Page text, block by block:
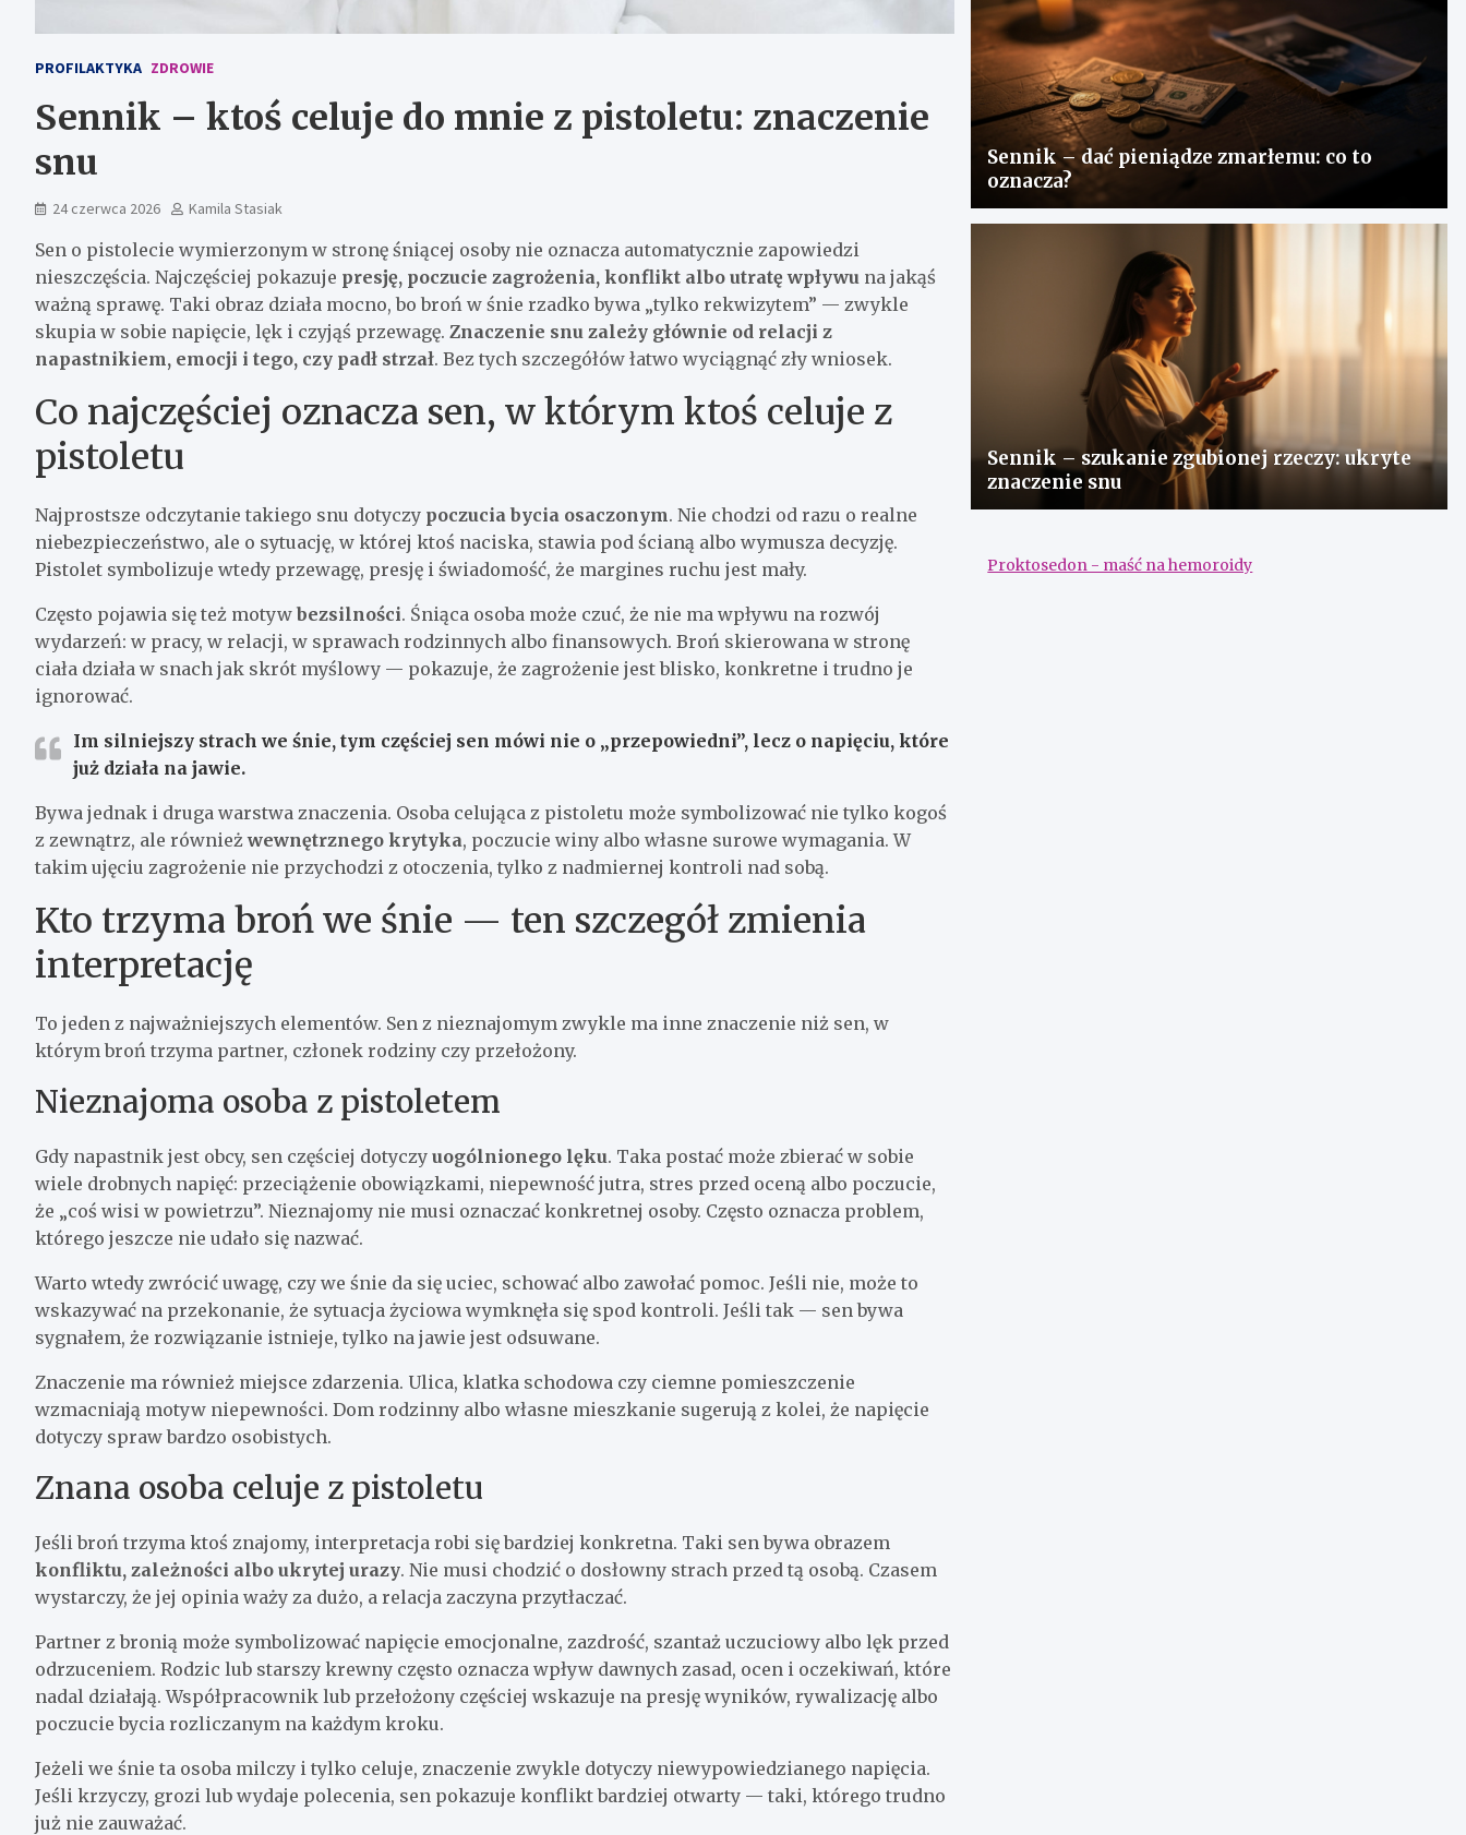
PROFILAKTYKA ZDROWIE
Sennik – ktoś celuje do mnie z pistoletu: znaczenie
snu
24 czerwca 2026 Kamila Stasiak
Sen o pistolecie wymierzonym w stronę śniącej osoby nie oznacza automatycznie zapowiedzi
nieszczęścia. Najczęściej pokazuje presję, poczucie zagrożenia, konflikt albo utratę wpływu na jakąś
ważną sprawę. Taki obraz działa mocno, bo broń w śnie rzadko bywa „tylko rekwizytem” — zwykle
skupia w sobie napięcie, lęk i czyjąś przewagę. Znaczenie snu zależy głównie od relacji z
napastnikiem, emocji i tego, czy padł strzał. Bez tych szczegółów łatwo wyciągnąć zły wniosek.
Co najczęściej oznacza sen, w którym ktoś celuje z
pistoletu
Najprostsze odczytanie takiego snu dotyczy poczucia bycia osaczonym. Nie chodzi od razu o realne
niebezpieczeństwo, ale o sytuację, w której ktoś naciska, stawia pod ścianą albo wymusza decyzję.
Pistolet symbolizuje wtedy przewagę, presję i świadomość, że margines ruchu jest mały.
Często pojawia się też motyw bezsilności. Śniąca osoba może czuć, że nie ma wpływu na rozwój
wydarzeń: w pracy, w relacji, w sprawach rodzinnych albo finansowych. Broń skierowana w stronę
ciała działa w snach jak skrót myślowy — pokazuje, że zagrożenie jest blisko, konkretne i trudno je
ignorować.
Im silniejszy strach we śnie, tym częściej sen mówi nie o „przepowiedni”, lecz o napięciu, które
już działa na jawie.
Bywa jednak i druga warstwa znaczenia. Osoba celująca z pistoletu może symbolizować nie tylko kogoś
z zewnątrz, ale równieżwewnętrznego krytyka, poczucie winy albo własne surowe wymagania. W
takim ujęciu zagrożenie nie przychodzi z otoczenia, tylko z nadmiernej kontroli nad sobą.
Kto trzyma broń we śnie — ten szczegół zmienia
interpretację
To jeden z najważniejszych elementów. Sen z nieznajomym zwykle ma inne znaczenie niż sen, w
którym broń trzyma partner, członek rodziny czy przełożony.
Nieznajoma osoba z pistoletem
Gdy napastnik jest obcy, sen częściej dotyczy uogólnionego lęku. Taka postać może zbierać w sobie
wiele drobnych napięć: przeciążenie obowiązkami, niepewność jutra, stres przed oceną albo poczucie,
że „coś wisi w powietrzu”. Nieznajomy nie musi oznaczać konkretnej osoby. Często oznacza problem,
którego jeszcze nie udało się nazwać.
Warto wtedy zwrócić uwagę, czy we śnie da się uciec, schować albo zawołać pomoc. Jeśli nie, może to
wskazywać na przekonanie, że sytuacja życiowa wymknęła się spod kontroli. Jeśli tak — sen bywa
sygnałem, że rozwiązanie istnieje, tylko na jawie jest odsuwane.
Znaczenie ma również miejsce zdarzenia. Ulica, klatka schodowa czy ciemne pomieszczenie
wzmacniają motyw niepewności. Dom rodzinny albo własne mieszkanie sugerują z kolei, że napięcie
dotyczy spraw bardzo osobistych.
Znana osoba celuje z pistoletu
Jeśli broń trzyma ktoś znajomy, interpretacja robi się bardziej konkretna. Taki sen bywa obrazem
konfliktu, zależności albo ukrytej urazy. Nie musi chodzić o dosłowny strach przed tą osobą. Czasem
wystarczy, że jej opinia waży za dużo, a relacja zaczyna przytłaczać.
Partner z bronią może symbolizować napięcie emocjonalne, zazdrość, szantaż uczuciowy albo lęk przed
odrzuceniem. Rodzic lub starszy krewny często oznacza wpływ dawnych zasad, ocen i oczekiwań, które
nadal działają. Współpracownik lub przełożony częściej wskazuje na presję wyników, rywalizację albo
poczucie bycia rozliczanym na każdym kroku.
Jeżeli we śnie ta osoba milczy i tylko celuje, znaczenie zwykle dotyczy niewypowiedzianego napięcia.
Jeśli krzyczy, grozi lub wydaje polecenia, sen pokazuje konflikt bardziej otwarty — taki, którego trudno
już nie zauważać.
Sennik – dać pieniądze zmarłemu: co to
oznacza?
Sennik – szukanie zgubionej rzeczy: ukryte
znaczenie snu
Proktosedon - maść na hemoroidy